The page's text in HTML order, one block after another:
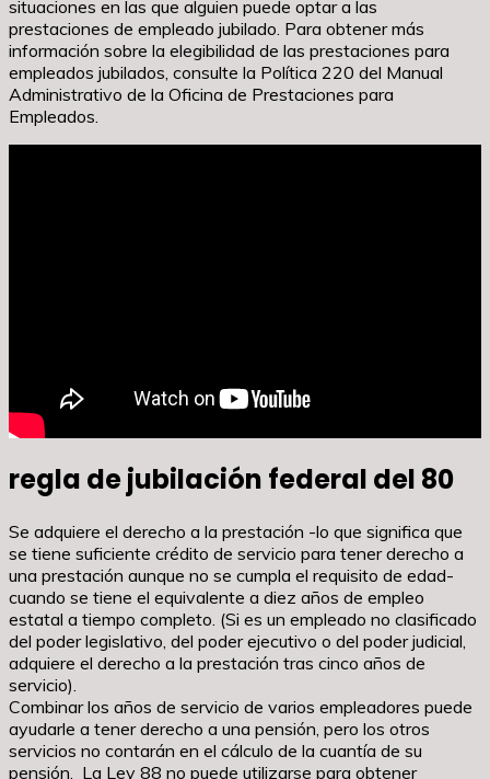
situaciones en las que alguien puede optar a las
prestaciones de empleado jubilado. Para obtener más
información sobre la elegibilidad de las prestaciones para
empleados jubilados, consulte la Política 220 del Manual
Administrativo de la Oficina de Prestaciones para
Empleados.
regla de jubilación federal del 80
Se adquiere el derecho a la prestación -lo que significa que
se tiene suficiente crédito de servicio para tener derecho a
una prestación aunque no se cumpla el requisito de edad-
cuando se tiene el equivalente a diez años de empleo
estatal a tiempo completo. (Si es un empleado no clasificado
del poder legislativo, del poder ejecutivo o del poder judicial,
adquiere el derecho a la prestación tras cinco años de
servicio).
Combinar los años de servicio de varios empleadores puede
ayudarle a tener derecho a una pensión, pero los otros
servicios no contarán en el cálculo de la cuantía de su
pensión. La Ley 88 no puede utilizarse para obtener